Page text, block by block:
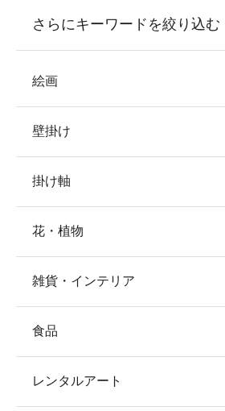
さらにキーワードを絞り込む
絵画
壁掛け
掛け軸
花・植物
雑貨・インテリア
食品
レンタルアート